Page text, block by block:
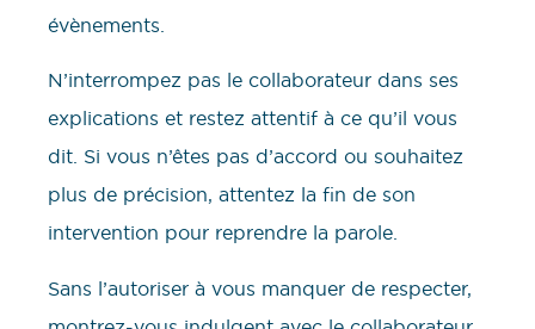
évènements.
N’interrompez pas le collaborateur dans ses
explications et restez attentif à ce qu’il vous
dit. Si vous n’êtes pas d’accord ou souhaitez
plus de précision, attentez la fin de son
intervention pour reprendre la parole.
Sans l’autoriser à vous manquer de respecter,